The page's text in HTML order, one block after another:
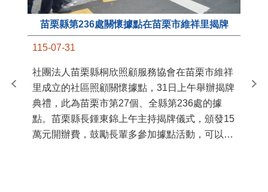
苗栗縣第236處關懷據點在苗栗市維祥里揭牌
115-07-31
社團法人苗栗縣桐欣照顧服務協會在苗栗市維祥
里成立的社區照顧關懷據點，31日上午舉辦揭牌
典禮，此為苗栗市第27個、全縣第236處的據
點。苗栗縣長鍾東錦上午主持揭牌儀式，頒發15
萬元開辦費，鼓勵長輩多參加據點活動，可以更
苗